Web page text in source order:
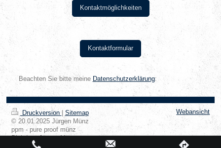
Kontaktmöglichkeiten
Kontaktformular
Beachten Sie bitte meine Datenschutzerklärung:
Druckversion
Sitemap
© 20.01.2025 Jürgen Münz
ppm - pure proof münz
Dipl.-Ing. Jürgen Münz
Sachverständiger für Gebäudetechnik
Webansicht